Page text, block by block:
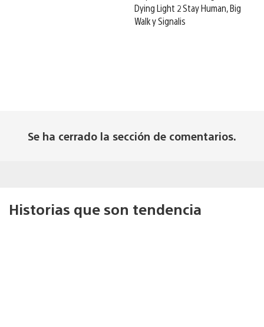
Dying Light 2 Stay Human, Big
Walk y Signalis
Se ha cerrado la sección de comentarios.
Historias que son tendencia